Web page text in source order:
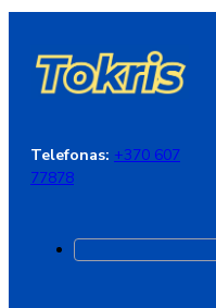
Telefonas: +370 607
77878